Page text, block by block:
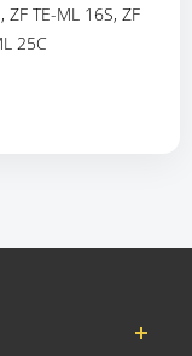
ZF TE-ML 16S, ZF
25C